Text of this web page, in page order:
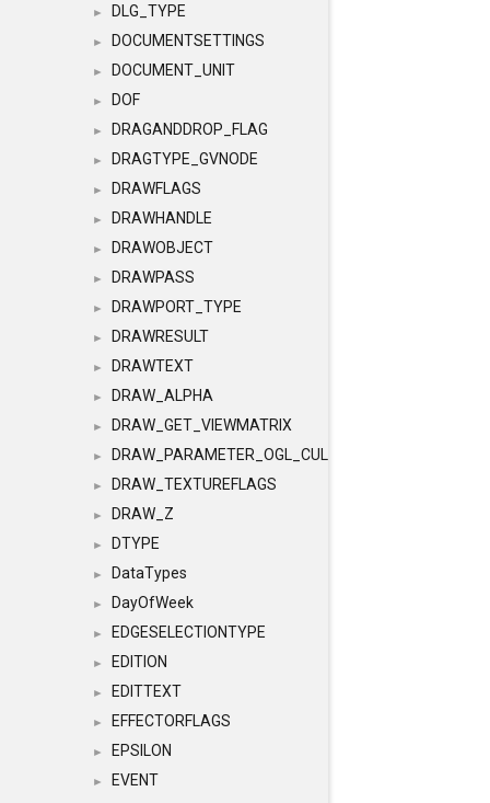
► DLG_TYPE
► DOCUMENTSETTINGS
► DOCUMENT_UNIT
► DOF
► DRAGANDDROP_FLAG
► DRAGTYPE_GVNODE
► DRAWFLAGS
► DRAWHANDLE
► DRAWOBJECT
► DRAWPASS
► DRAWPORT_TYPE
► DRAWRESULT
► DRAWTEXT
► DRAW_ALPHA
► DRAW_GET_VIEWMATRIX
► DRAW_PARAMETER_OGL_CULLING
► DRAW_TEXTUREFLAGS
► DRAW_Z
► DTYPE
► DataTypes
► DayOfWeek
► EDGESELECTIONTYPE
► EDITION
► EDITTEXT
► EFFECTORFLAGS
► EPSILON
►
EVENT